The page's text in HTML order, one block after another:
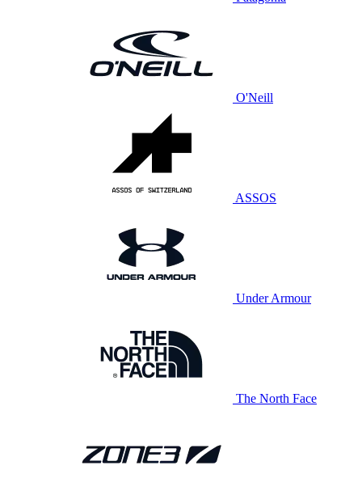
O'Neill
ASSOS
Under Armour
The North Face